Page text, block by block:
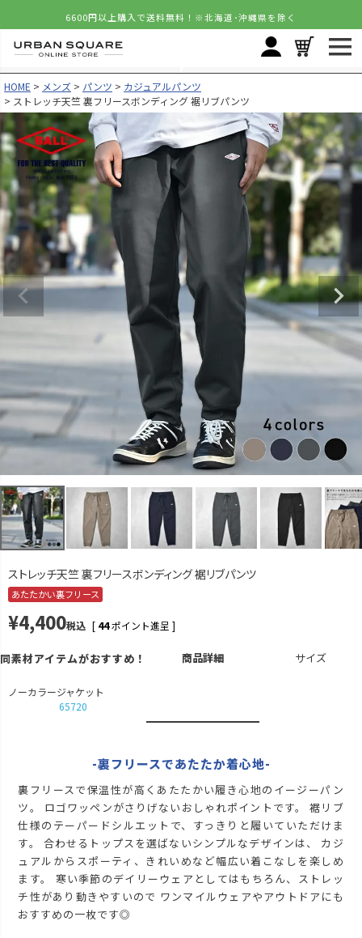
6600円以上購入で送料無料！ ※北海道･沖縄県を除く
HOME メンズ パンツ
カジュアルパンツ
ストレッチ天竺 裏フリースボンディング 裾リブパンツ
ストレッチ天竺 裏フリースボンディング 裾リブパンツ
あたたかい裏フリース
¥4,400税込 [ 44ポイント進呈 ]
カラー サイズ
M
在庫切れ
再入荷お知らせ
在庫切れ
再入荷お知らせ
LL
在庫切れ
再入荷お知らせ
ネイビー
M
L
LL
在庫切れ
L
再入荷お知らせ
在庫切れ
再入荷お知らせ
ブラック
M
在庫切れ
再入荷お知らせ
L
在庫切れ
再入荷お知らせ
LL
在庫切れ
再入荷お知らせ
同素材アイテムがおすすめ！
ノーカラージャケット
65720
商品詳細 サイズ
-裏フリースであたたか着心地-
裏フリースで保温性が高くあたたかい履き心地のイージーパン
ツ。 ロゴワッペンがさりげないおしゃれポイントです。 裾リブ
仕様のテーパードシルエットで、すっきりと履いていただけま
す。 合わせるトップスを選ばないシンプルなデザインは、 カジ
ュアルからスポーティ、きれいめなど幅広い着こなしを楽しめ
ます。 寒い季節のデイリーウェアとしてはもちろん、ストレッ
チ性があり動きやすいので ワンマイルウェアやアウトドアにも
おすすめの一枚です◎